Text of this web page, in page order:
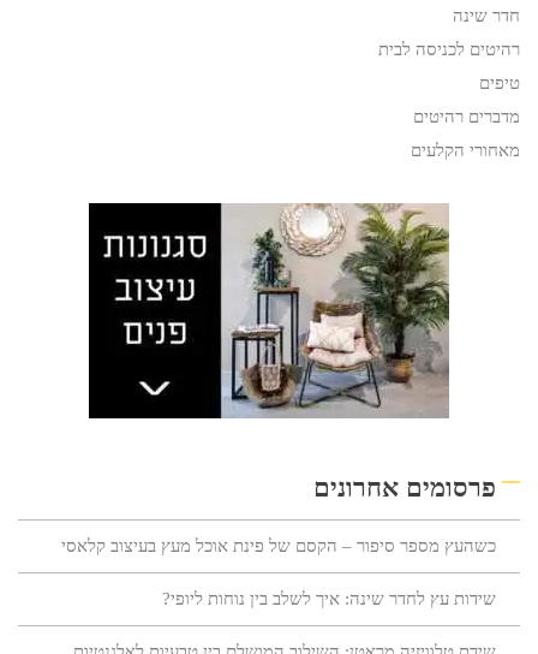
חדר שינה
רהיטים לכניסה לבית
טיפים
מדברים רהיטים
מאחורי הקלעים
פרסומים אחרונים
כשהעץ מספר סיפור – הקסם של פינת אוכל מעץ בעיצוב קלאסי
שידות עץ לחדר שינה: איך לשלב בין נוחות ליופי?